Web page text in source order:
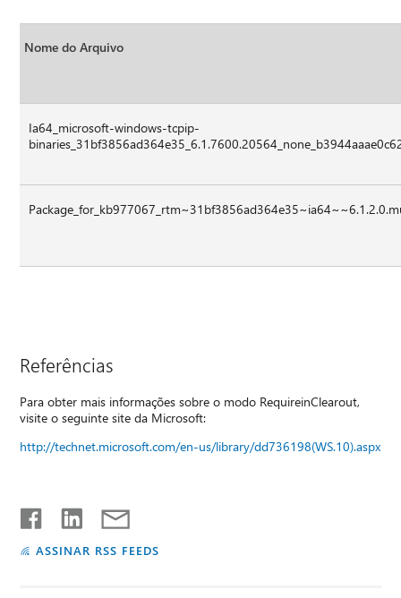
Nome do Arquivo
Ia64_microsoft-windows-tcpip-
Referências
Para obter mais informações sobre o modo RequireinClearout,
visite o seguinte site da Microsoft:
http://technet.microsoft.com/en-us/library/dd736198(WS.10).aspx
ASSINAR RSS FEEDS